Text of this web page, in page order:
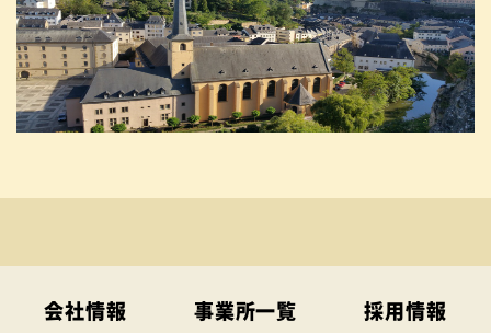
会社情報 事業所一覧 採用情報